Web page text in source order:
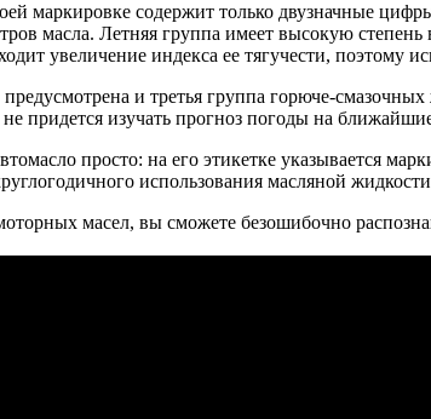
маркировке содержит только двузначные
масла. Летняя группа имеет высокую
увеличение индекса ее тягучести, поэтому
и третья группа горюче-смазочных
придется изучать прогноз погоды на
просто: на его этикетке указывается
использования масляной
масел, вы сможете безошибочно